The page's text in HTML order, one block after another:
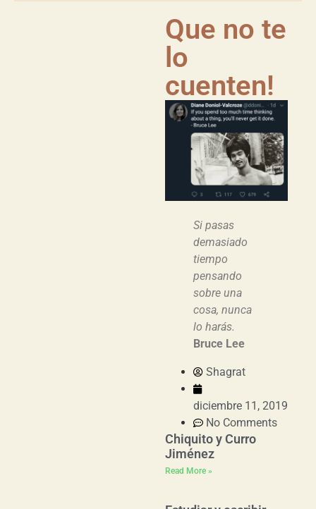
Que no te
lo
cuenten!
Si pasas
demasiado
tiempo
pensando
sobre una
cosa, nunca
lo harás.
Bruce Lee
Shagrat
diciembre 11, 2019
No Comments
Chiquito y Curro
Jiménez
Read More »